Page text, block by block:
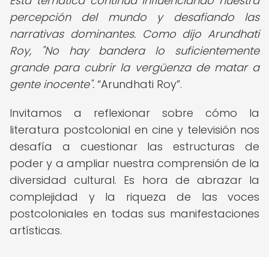
percepción del mundo y desafiando las
narrativas dominantes. Como dijo Arundhati
Roy, "No hay bandera lo suficientemente
grande para cubrir la vergüenza de matar a
gente inocente". Arundhati Roy .
Invitamos a reflexionar sobre cómo la
literatura postcolonial en cine y televisión nos
desafía a cuestionar las estructuras de
poder y a ampliar nuestra comprensión de la
diversidad cultural. Es hora de abrazar la
complejidad y la riqueza de las voces
postcoloniales en todas sus manifestaciones
artísticas.